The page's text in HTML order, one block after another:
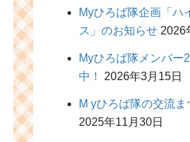
Myひろば隊企画「ハ
ス」のお知らせ 2026
Myひろば隊メンバー
中！
2026年3月15日
M yひろば隊の交流
2025年11月30日